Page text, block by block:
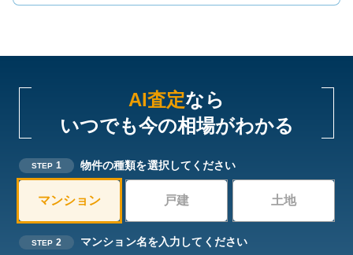
AI査定なら
いつでも今の相場がわかる
STEP 1 物件の種類を選択してください
マンション 戸建 土地
STEP 2 マンション名を入力してください